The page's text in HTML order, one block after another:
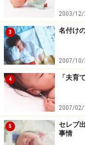
●幼稚園事情にも詳
「現状の幼稚園のま
難しいような気がし
て学ぶのと、保育士
うはず。先生方が低
かと言う部分も、重
を預かるとなると
ってきますから。
ということで、受け
2003/12/
3 名付け
2007/10/
4 「夫育
2007/02/
5
セレブ
事情